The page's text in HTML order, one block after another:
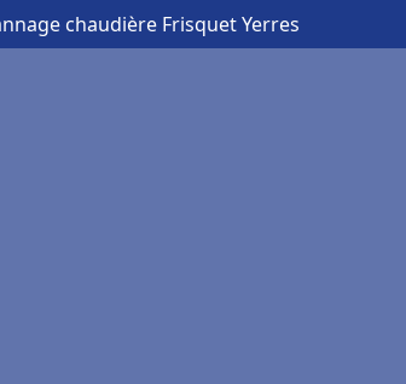
chaudière Frisquet Yerres